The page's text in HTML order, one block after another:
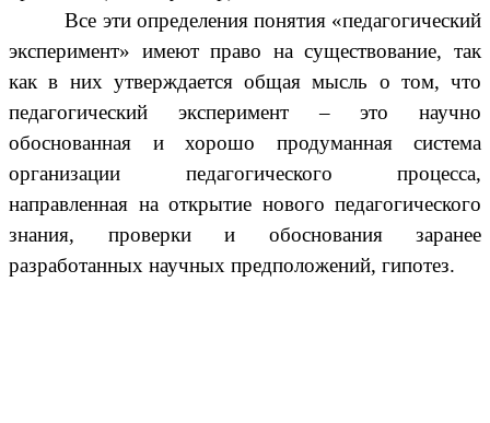
Все эти определения понятия «педагогический
эксперимент» имеют право на существование, так
как в них утверждается общая мысль о том, что
педагогический эксперимент – это научно
обоснованная и хорошо продуманная система
организации педагогического процесса,
направленная на открытие нового педагогического
знания, проверки и обоснования заранее
разработанных научных предположений, гипотез.